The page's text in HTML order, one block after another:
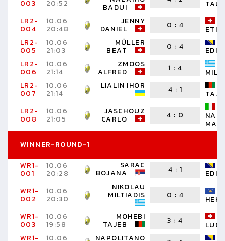
003 20:52 BADUI
LR2-
004
10.06
20:48
JENNY
DANIEL 0 : 4
LR2-
005
10.06
21:03
MÜLLER
BEAT 0 : 4
EDIN
LR2-
006
10.06
21:14
ZMOOS
ALFRED 1 : 4
LR2-
007
10.06
21:14
LIALIN IHOR 4 : 1
LR2-
008
10.06
21:05
JASCHOUZ
CARLO 4 : 0
WINNER-ROUND-1
WR1-
001
10.06
20:28
SARAC
BOJANA 4 : 1
EDIN
WR1-
002
10.06
20:30
NIKOLAU
MILTIADIS 0 : 4
HEKI
WR1-
003
10.06
19:58
MOHEBI
TAJEB 3 :4
LUC
WR1-
10.06 NAPOLITANO